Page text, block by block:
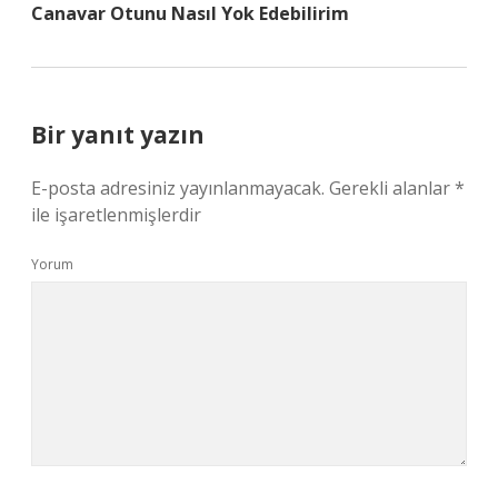
Canavar Otunu Nasıl Yok Edebilirim
Bir yanıt yazın
E-posta adresiniz yayınlanmayacak. Gerekli alanlar*
ile işaretlenmişlerdir
Yorum